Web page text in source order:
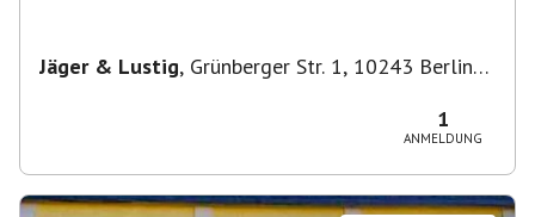
Jäger & Lustig, Grünberger Str. 1, 10243 Berlin-
1
ANMELDUNG